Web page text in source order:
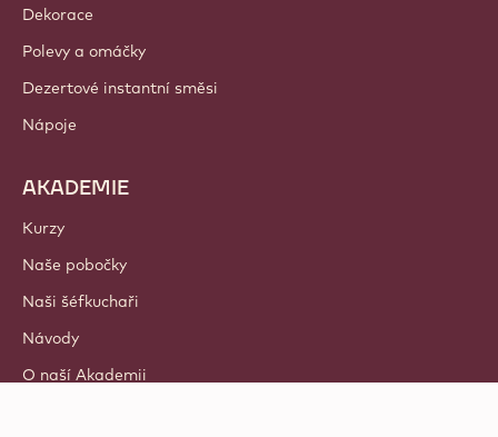
Dekorace
Polevy a omáčky
Dezertové instantní směsi
Nápoje
AKADEMIE
Kurzy
Naše pobočky
Naši šéfkuchaři
Návody
O naší Akademii